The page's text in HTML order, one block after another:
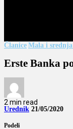
Članice Mala i srednja
Erste Banka
2 min read
Urednik 21/05/2020
Podeli